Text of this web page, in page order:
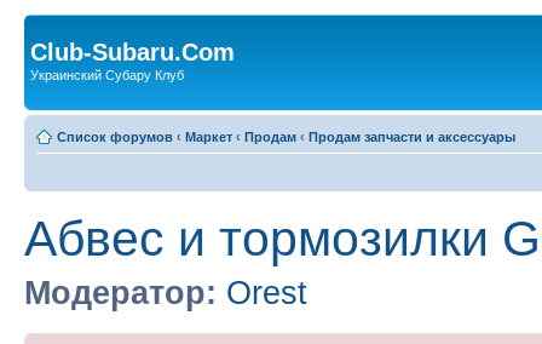
Club-Subaru.Com
Украинский Субару Клуб
Список форумов ‹ Маркет ‹ Продам ‹ Продам запчасти и аксессуары
Абвес и тормозилки
Модератор: Orest